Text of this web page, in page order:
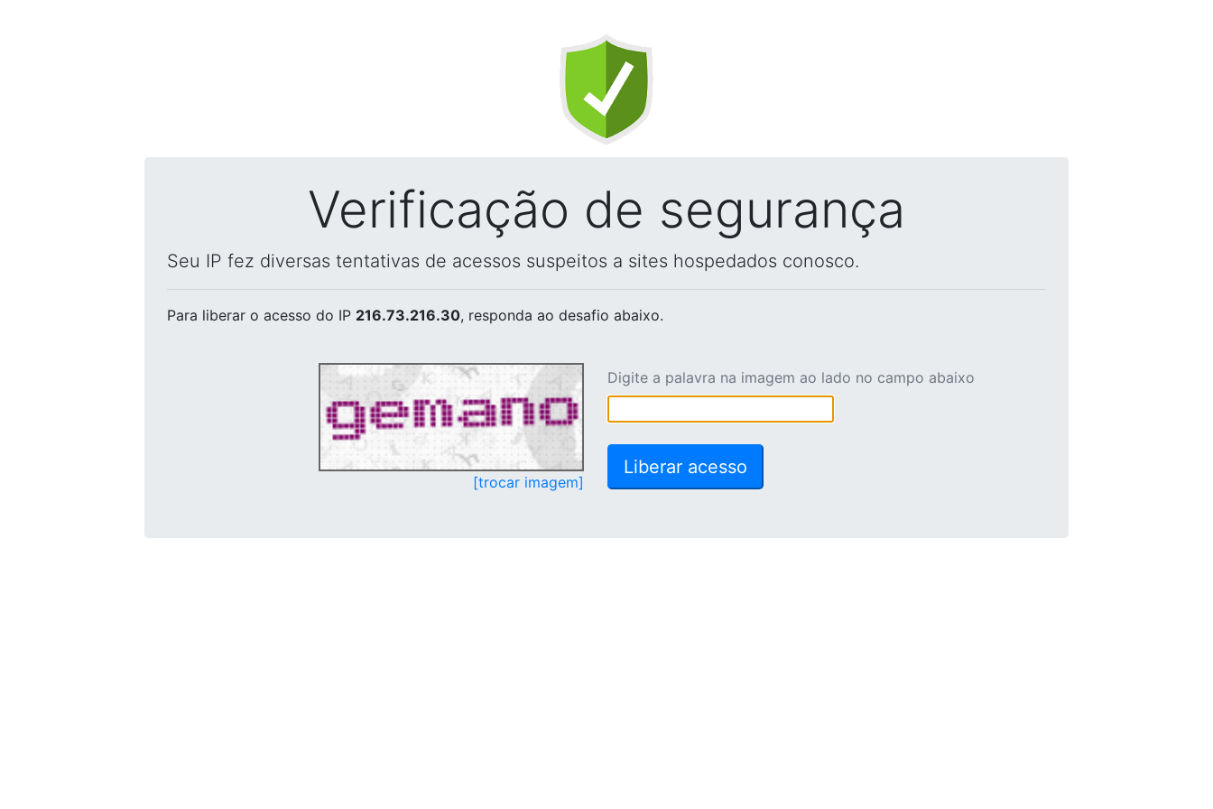
Verificação de segurança
Seu IP fez diversas tentativas de acessos suspeitos a sites hospedados conosco.
Para liberar o acesso do IP 216.73.216.30, responda ao desafio abaixo.
[trocar imagem]
Digite a palavra na imagem ao lado no campo abaixo